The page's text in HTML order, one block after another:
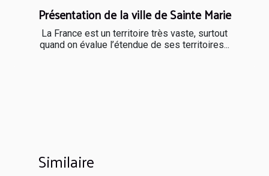
Présentation de la ville de Sainte Marie
La France est un territoire très vaste, surtout
quand on évalue l’étendue de ses territoires...
Similaire